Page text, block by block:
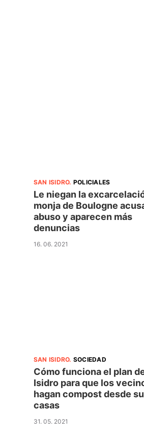
SAN ISIDRO. POLICIALES
Le niegan la
monja de Boulogne
abuso y aparecen más
denuncias
16. 06. 2021
SAN ISIDRO. SOCIEDAD
Cómo funciona el plan
Isidro para que los
hagan compost desde
casas
31. 05. 2021